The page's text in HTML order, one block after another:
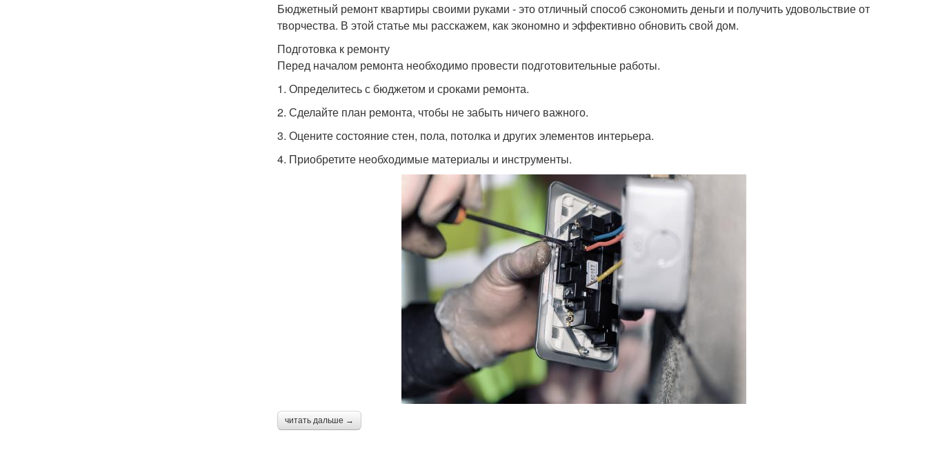
Бюджетный ремонт квартиры своими руками - это отличный способ сэкономить деньги и получить удовольствие от
творчества. В этой статье мы расскажем, как экономно и эффективно обновить свой дом.
Подготовка к ремонту
Перед началом ремонта необходимо провести подготовительные работы.
1. Определитесь с бюджетом и сроками ремонта.
2. Сделайте план ремонта, чтобы не забыть ничего важного.
3. Оцените состояние стен, пола, потолка и других элементов интерьера.
4. Приобретите необходимые материалы и инструменты.
читать дальше →